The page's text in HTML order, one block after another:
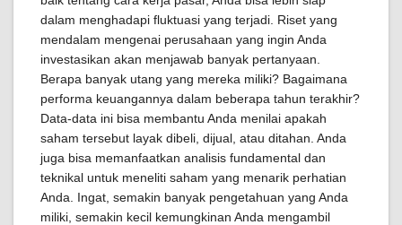
dalam menghadapi fluktuasi yang terjadi. Riset yang
mendalam mengenai perusahaan yang ingin Anda
investasikan akan menjawab banyak pertanyaan.
Berapa banyak utang yang mereka miliki? Bagaimana
performa keuangannya dalam beberapa tahun terakhir?
Data-data ini bisa membantu Anda menilai apakah
saham tersebut layak dibeli, dijual, atau ditahan. Anda
juga bisa memanfaatkan analisis fundamental dan
teknikal untuk meneliti saham yang menarik perhatian
Anda. Ingat, semakin banyak pengetahuan yang Anda
miliki, semakin kecil kemungkinan Anda mengambil